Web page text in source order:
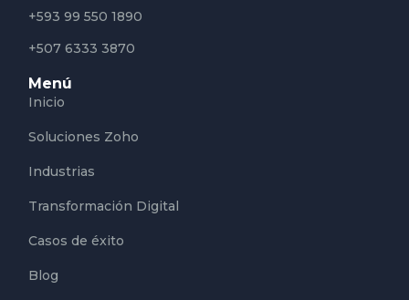
+593 99 550 1890
+507 6333 3870
Menú
Inicio
Soluciones Zoho
Industrias
Transformación Digital
Casos de éxito
Blog